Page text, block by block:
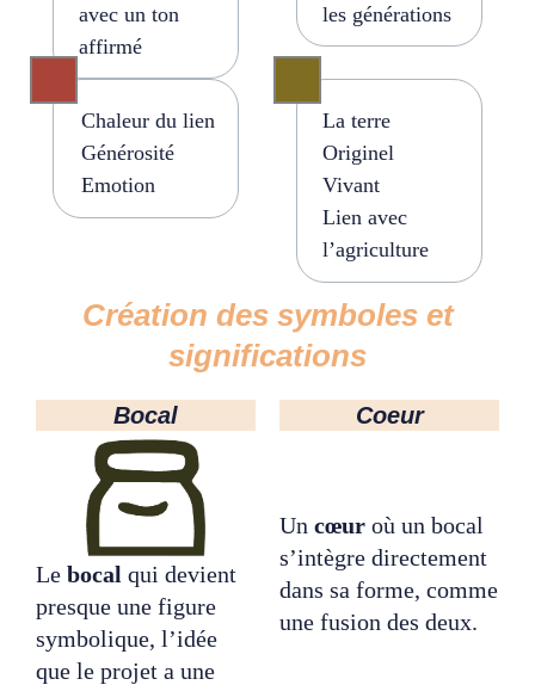
avec un ton
affirmé
les générations
Chaleur du lien
Générosité
Emotion
Laterre
Originel
Vivant
Lien avec
l’agriculture
Création des symboleset
significations
Bocal
Le bocal qui devient
presque une figure
symbolique, l’idée
que le projet a une
Coeur
Un cœur où un bocal
s’intègre directement
dans sa forme, comme
une fusion des deux.